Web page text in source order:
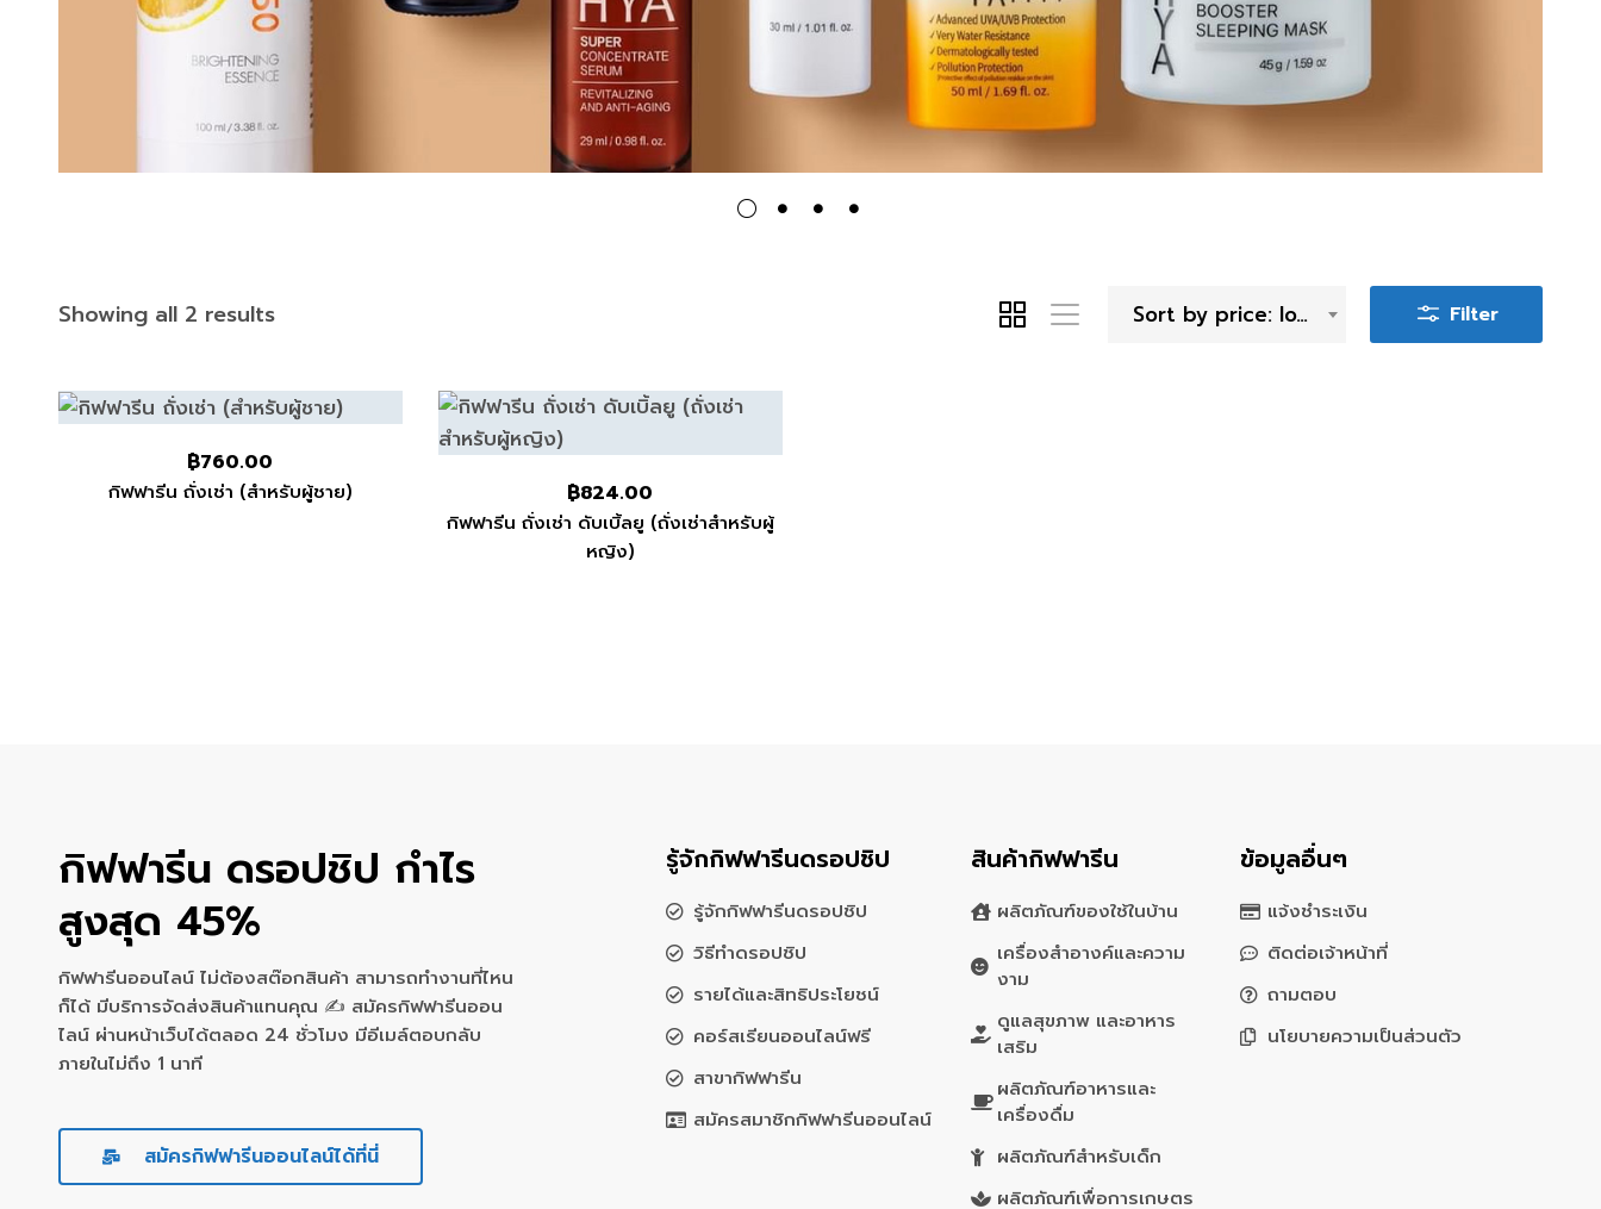
Showing all 2 results Sort by price: low to high Filter
฿760.00
กิฟฟารีน ถั่งเช่า (สำหรับผู้ชาย) ฿824.00
กิฟฟารีน ถั่งเช่า ดับเบิ้ลยู (ถั่งเช่าสำหรับผู้
หญิง)
กิฟฟารีน ดรอปชิป กำไร
สูงสุด 45%
กิฟฟารีนออนไลน์ ไม่ต้องสต๊อกสินค้า สามารถทำงานที่ไหน
ก็ได้ มีบริการจัดส่งสินค้าแทนคุณ ✍ สมัครกิฟฟารีนออน
ไลน์ ผ่านหน้าเว็บได้ตลอด 24 ชั่วโมง มีอีเมล์ตอบกลับ
ภายในไม่ถึง 1 นาที
สมัครกิฟฟารีนออนไลน์ได้ที่นี่
รู้จักกิฟฟารีนดรอปชิป
รู้จักกิฟฟารีนดรอปชิป
วิธีทำดรอปชิป
รายได้และสิทธิประโยชน์
คอร์สเรียนออนไลน์ฟรี
สาขากิฟฟารีน
สมัครสมาชิกกิฟฟารีนออนไลน์
สินค้ากิฟฟารีน
ผลิตภัณฑ์ของใช้ในบ้าน
เครื่องสำอางค์และความ
งาม
ดูแลสุขภาพ และอาหาร
เสริม
ผลิตภัณฑ์อาหารและ
เครื่องดื่ม
ผลิตภัณฑ์สำหรับเด็ก
ผลิตภัณฑ์เพื่อการเกษตร
ข้อมูลอื่นๆ
แจ้งชำระเงิน
ติดต่อเจ้าหน้าที่
ถามตอบ
นโยบายความเป็นส่วนตัว